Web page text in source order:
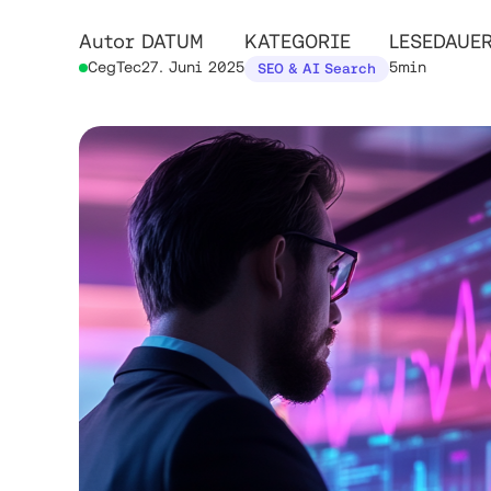
Autor
CegTec
DATUM
27. Juni 2025
KATEGORIE
SEO & AI Search 5min